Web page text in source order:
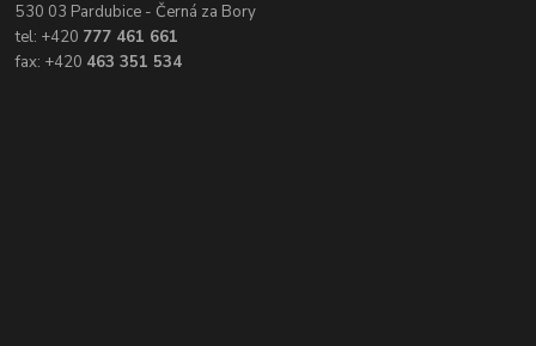
530 03 Pardubice - Černá za Bory
tel: +420 777 461 661
fax: +420 463 351 534